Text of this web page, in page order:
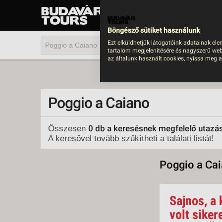
UTAZÁS
Poggio a Caiano
Összesen 0 db a keresésnek megfelelő
A keresővel tovább szűkítheti a találati listát!
Poggio a
Sajnos, a
volt
Böngésző sütiket használunk
Ezt elküldhetjük látogatóink adatainak
tartalom megjelenítésére és nagyszerű
az általunk használt cookies, nyissa meg